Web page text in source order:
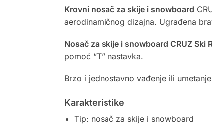
Krovni nosač za skije i snowboard
aerodinamičnog dizajna. Ugrađena
Nosač za skije i snowboard CRUZ Ski
pomoć “T” nastavka.
Brzo i jednostavno vađenje ili
Karakteristike
Tip: nosač za skije i snowboard